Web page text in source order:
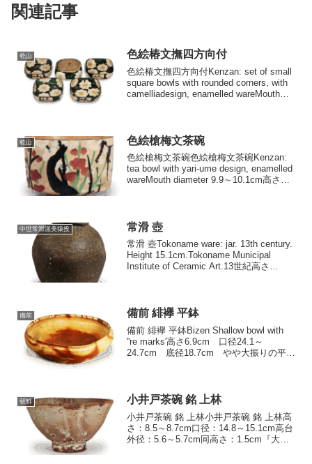
関連記事
乾山 色絵椿文撫四方向付
色絵椿文撫四方向付Kenzan: set of small
square bowls with rounded corners, with
camelliadesign, enamelled wareMouth
乾山 色絵槍梅文茶碗
色絵槍梅文茶碗色絵槍梅文茶碗Kenzan:
tea bowl with yari-ume design, enamelled
wareMouth diameter 9.9～10.1cm高さ
中世常滑渥美猿投 常滑 壺
常滑 壺Tokoname ware: jar. 13th century.
Height 15.1cm.Tokoname Municipal
Institute of Ceramic Art.13世紀高さ
備前 備前 緋襷 平鉢
備前 緋襷 平鉢Bizen Shallow bowl with
''re marks'高さ6.9cm 口径24.1～
24.7cm 底径18.7cm やや大振りの平鉢
朝鮮 小井戸茶碗 銘 上林
小井戸茶碗 銘 上林小井戸茶碗 銘 上林高
さ：8.5～8.7cm口径：14.8～15.1cm高台
外径：5.6～5.7cm同高さ：1.5cm『大正